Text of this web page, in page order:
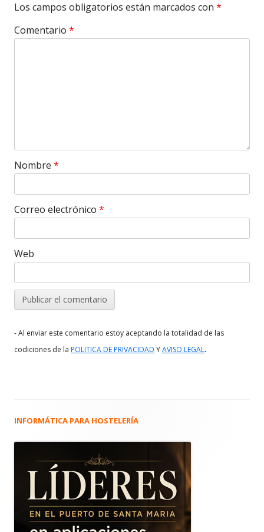
Los campos obligatorios están marcados con *
Comentario *
Nombre *
Correo electrónico *
Web
- Al enviar este comentario estoy aceptando la totalidad de las
codiciones de la POLITICA DE PRIVACIDAD YAVISO LEGAL.
Barra
principal
INFORMÁTICA PARA HOSTELERÍA